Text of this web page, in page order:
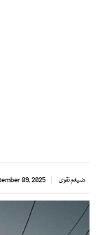
ضیغم نقوی 09, 2025